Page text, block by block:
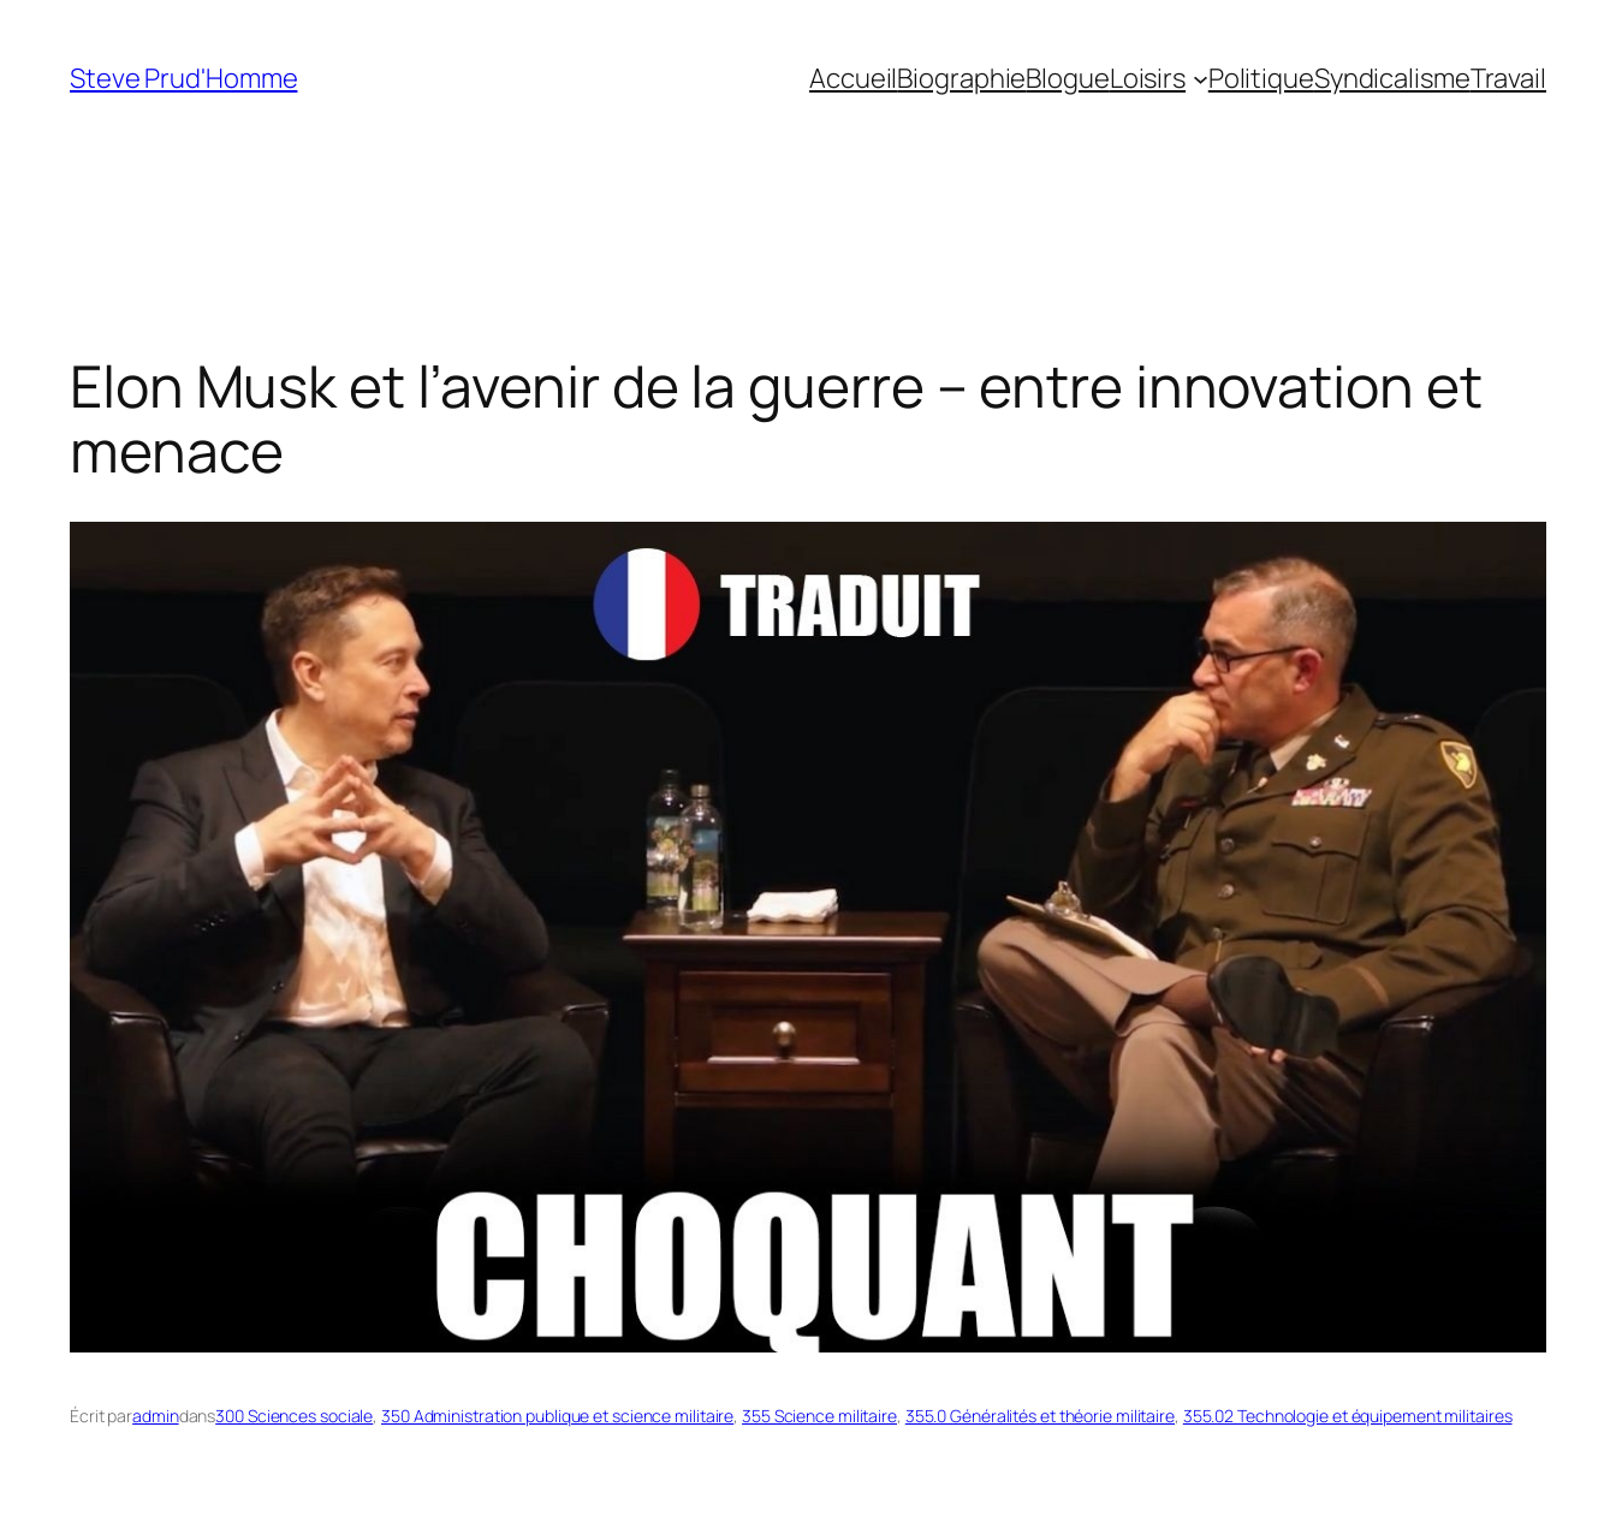
contenu
Steve Prud'Homme AccueilBiographieBlogueLoisirs PolitiqueSyndicalismeTravail
Elon Musk et l’avenir de la guerre – entre innovation et
menace
Écrit paradmindans300 Sciences sociale, 350 Administration publique et science militaire, 355 Science militaire, 355.0 Généralités et théorie militaire, 355.02 Technologie et équipement militaires